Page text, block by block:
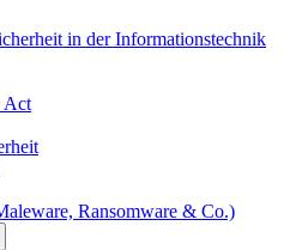
in der Informationstechnik
Act
Ransomware & Co.)